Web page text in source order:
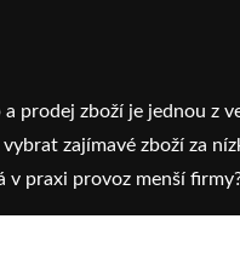
a prodej zboží je jednou z
zajímavé zboží za
v praxi provoz menší